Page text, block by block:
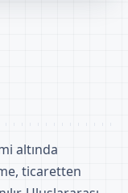
altında
ticaretten